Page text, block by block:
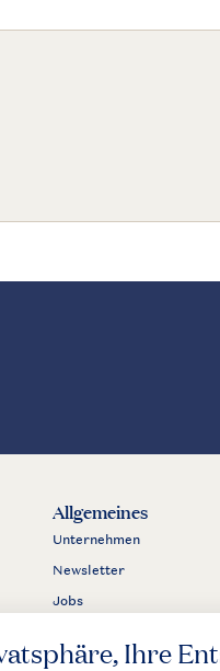
Allgemeines
Unternehmen
Newsletter
Jobs
Presse